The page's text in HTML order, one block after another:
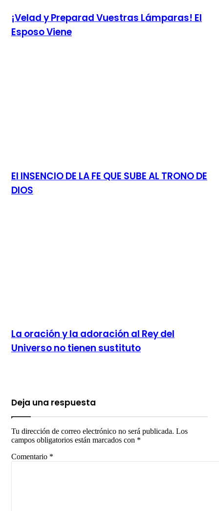
¡Velad y Preparad Vuestras Lámparas! El
Esposo Viene
El INSENCIO DE LA FE QUE SUBE AL TRONO DE
DIOS
La oración y la adoración al Rey del
Universo no tienen sustituto
Deja una respuesta
Tu dirección de correo electrónico no será publicada. Los
campos obligatorios están marcados con *
Comentario *